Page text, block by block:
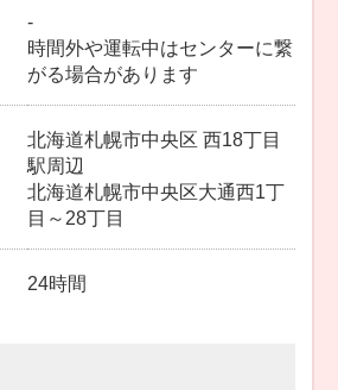
-
時間外や運転中はセンターに繋
がる場合があります
北海道札幌市中央区 西18丁目
駅周辺
北海道札幌市中央区大通西1丁
目～28丁目
24時間